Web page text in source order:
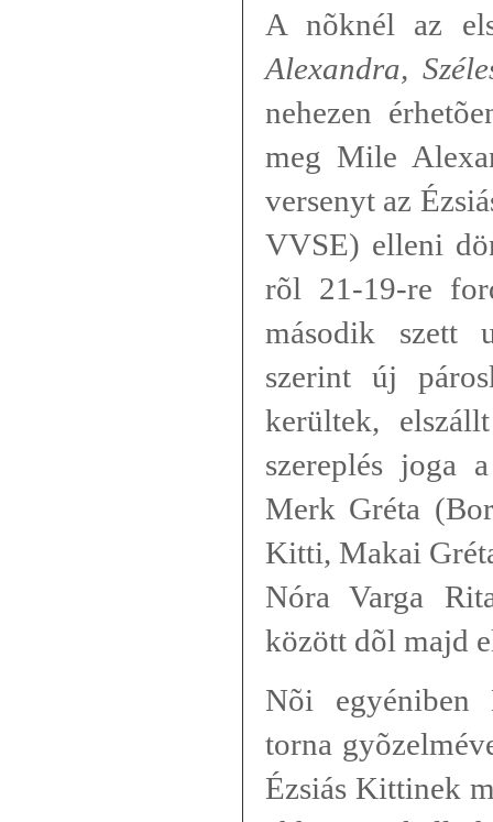
A nõknél az
Alexandra,
nehezen
meg Mile
versenyt az
VVSE) elleni
rõl 21-19-re
második szett
szerint új
kerültek,
szereplés joga
Merk Gréta
Kitti, Makai
Nóra Varga
között dõl majd
Nõi egyéniben
torna
Ézsiás Kittinek